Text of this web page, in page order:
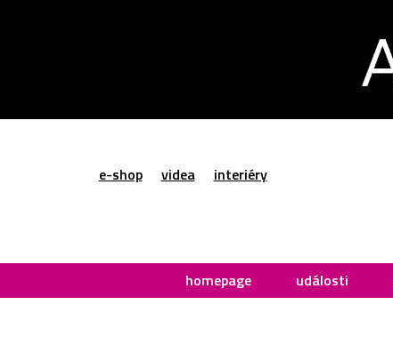
e-shop videa interiéry
homepage události